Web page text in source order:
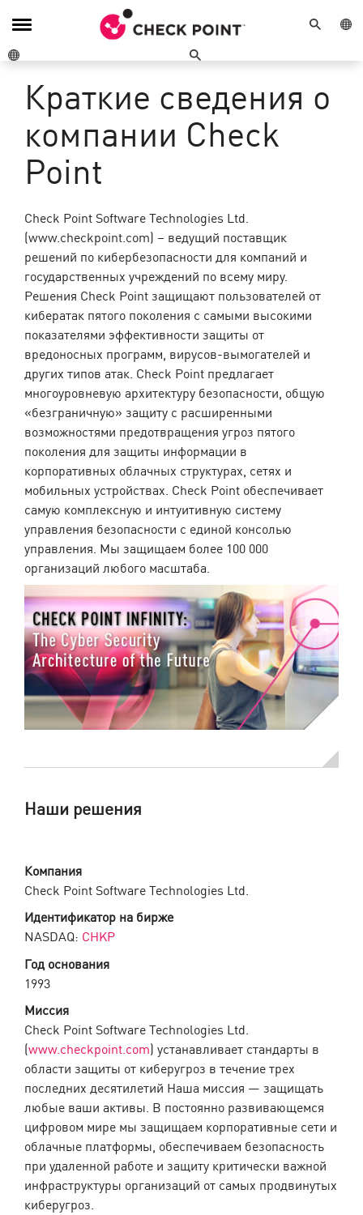
ПОИСК
ГЕО МЕНЮ
ПОИСКГЕО
Переключение
навигации
Краткие сведения о
компании Check
Point
Check Point Software Technologies Ltd.
(www.checkpoint.com) – ведущий поставщик
решений по кибербезопасности для компаний и
государственных учреждений по всему миру.
Решения Check Point защищают пользователей от
кибератак пятого поколения с самыми высокими
показателями эффективности защиты от
вредоносных программ, вирусов-вымогателей и
других типов атак. Check Point предлагает
многоуровневую архитектуру безопасности, общую
«безграничную» защиту с расширенными
возможностями предотвращения угроз пятого
поколения для защиты информации в
корпоративных облачных структурах, сетях и
мобильных устройствах. Check Point обеспечивает
самую комплексную и интуитивную систему
управления безопасности с единой консолью
управления. Мы защищаем более 100 000
организаций любого масштаба.
Наши решения
Компания
Check Point Software Technologies Ltd.
Идентификатор на бирже
NASDAQ: CHKP
Год основания
1993
Миссия
Check Point Software Technologies Ltd.
(www.checkpoint.com) устанавливает стандарты в
области защиты от киберугроз в течение трех
последних десятилетий Наша миссия — защищать
любые ваши активы. В постоянно развивающемся
цифровом мире мы защищаем корпоративные сети и
облачные платформы, обеспечиваем безопасность
при удаленной работе и защиту критически важной
инфраструктуры организаций от самых продвинутых
киберугроз.